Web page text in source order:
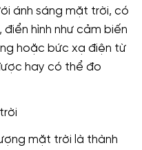
ánh sáng mặt trời, có
hình như cảm biến
hoặc bức xạ điện từ
hay có thể đo
mặt trời là thành